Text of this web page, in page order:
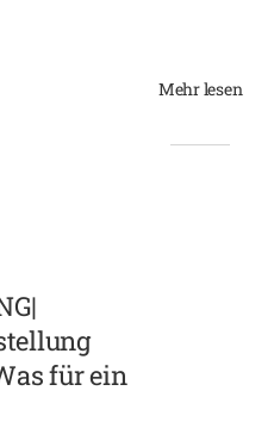
Mehr lesen
für ein